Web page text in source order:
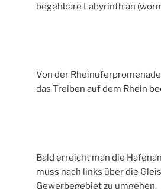
begehbare Labyrinth an
Von der
das Treiben auf dem Rhein
Bald erreicht man die
muss nach links über die
Gewerbegebiet zu umgehen.